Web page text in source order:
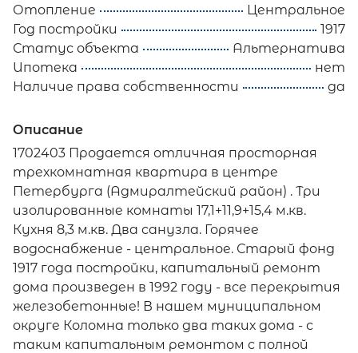
Отопление
Центральное
Год постройки
1917
Статус объекта
Альтернатива
Ипотека
нет
Наличие права собственности
да
Описание
1702403 Продается отличная просторная
трехкомнатная квартира в центре
Петербурга (Адмиралтейский район) . Три
изолированные комнаты 17,1+11,9+15,4 м.кв.
Кухня 8,3 м.кв. Два санузла. Горячее
водоснабжение - центральное. Старый фонд
1917 года постройки, капитальный ремонт
дома произведен в 1992 году - все перекрытия
железобетонные! В нашем муниципальном
округе Коломна только два таких дома - с
таким капитальным ремонтом с полной